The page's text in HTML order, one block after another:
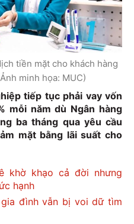
tiền mặt cho khách hàng
minh họa: MUC)
tiếp tục phải vay vốn
mỗi năm dù Ngân hàng
ba tháng qua yêu cầu
mặt bằng lãi suất cho
khờ khạo cả đời nhưng
hạnh
đình vẫn bị voi dữ tìm